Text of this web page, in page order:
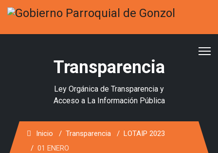
Transparencia
Ley Orgánica de Transparencia y
Acceso a La Información Pública
Inicio Transparencia
LOTAIP 2023
01 ENERO